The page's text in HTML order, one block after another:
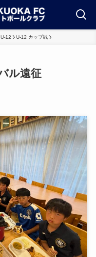
U-12 U-12 カップ戦
ル遠征